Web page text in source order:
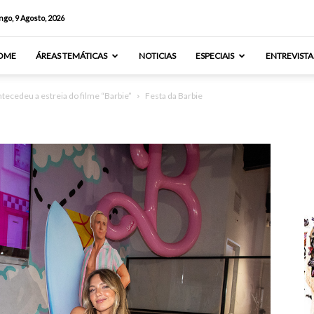
9 Agosto, 2026
ÁREAS TEMÁTICAS NOTICIAS ESPECIAIS
a estreia do filme “Barbie” Festa da Barbie